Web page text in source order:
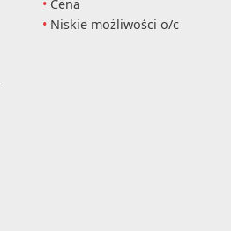
Cena
Niskie możliwości o/c